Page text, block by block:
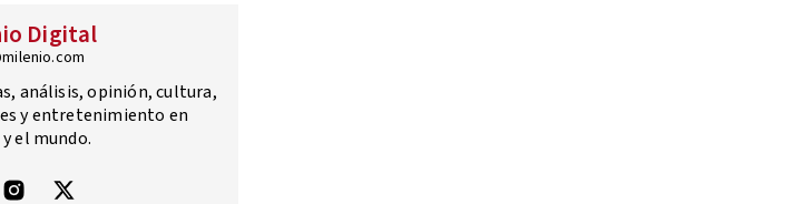
Digital
análisis, opinión, cultura,
y entretenimiento en
el mundo.